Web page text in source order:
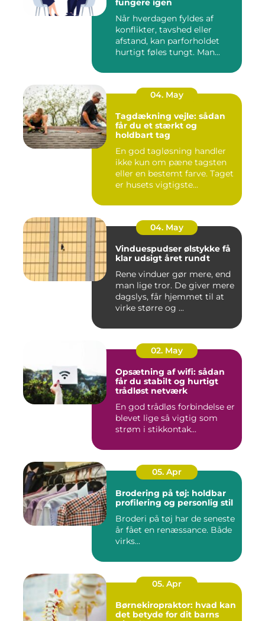
fungere igen
Når hverdagen fyldes af
konflikter, tavshed eller
afstand, kan parforholdet
hurtigt føles tungt. Man...
04. May
Tagdækning vejle: sådan
får du et stærkt og
holdbart tag
En god tagløsning handler
ikke kun om pæne tagsten
eller en bestemt farve. Taget
er husets vigtigste...
04. May
Vinduespudser ølstykke få
klar udsigt året rundt
Rene vinduer gør mere, end
man lige tror. De giver mere
dagslys, får hjemmet til at
virke større og ...
02. May
Opsætning af wifi: sådan
får du stabilt og hurtigt
trådløst netværk
En god trådløs forbindelse er
blevet lige så vigtig som
strøm i stikkontak...
05. Apr
Brodering på tøj: holdbar
profilering og personlig stil
Broderi på tøj har de seneste
år fået en renæssance. Både
virks...
05. Apr
Børnekiropraktor: hvad kan
det betyde for dit barns